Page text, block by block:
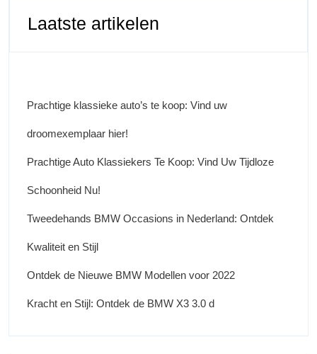
Laatste artikelen
Prachtige klassieke auto’s te koop: Vind uw
droomexemplaar hier!
Prachtige Auto Klassiekers Te Koop: Vind Uw Tijdloze
Schoonheid Nu!
Tweedehands BMW Occasions in Nederland: Ontdek
Kwaliteit en Stijl
Ontdek de Nieuwe BMW Modellen voor 2022
Kracht en Stijl: Ontdek de BMW X3 3.0 d